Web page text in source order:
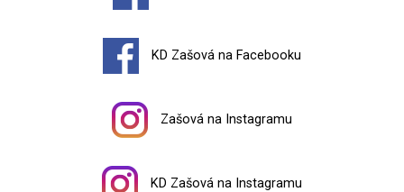
KD Zašová na Facebooku
Zašová na Instagramu
KD Zašová na Instagramu